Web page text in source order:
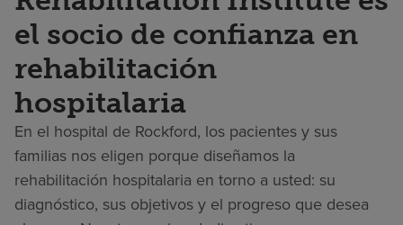
el socio de confianza en
rehabilitación
hospitalaria
En el hospital de Rockford, los pacientes y sus
familias nos eligen porque diseñamos la
rehabilitación hospitalaria en torno a usted: su
diagnóstico, sus objetivos y el progreso que desea